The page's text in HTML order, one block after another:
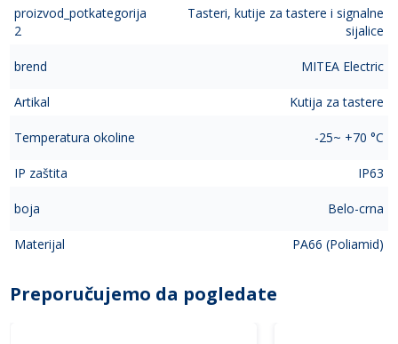
proizvod_potkategorija
2
Tasteri, kutije za tastere i signalne
sijalice
brend MITEA Electric
Artikal Kutija za tastere
Temperatura okoline -25~ +70 °C
IP zaštita IP63
boja Belo-crna
Materijal PA66 (Poliamid)
Preporučujemo da pogledate